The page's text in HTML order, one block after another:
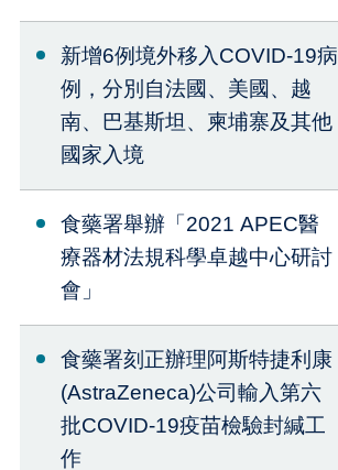
新增6例境外移入COVID-19病
例，分別自法國、美國、越
南、巴基斯坦、柬埔寨及其他
國家入境
食藥署舉辦「2021 APEC醫
療器材法規科學卓越中心研討
會」
食藥署刻正辦理阿斯特捷利康
(AstraZeneca)公司輸入第六
批COVID-19疫苗檢驗封緘工
作